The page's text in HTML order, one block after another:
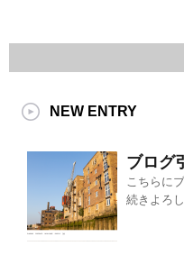
NEW ENTRY
ブログ
こちらに
続きよろ